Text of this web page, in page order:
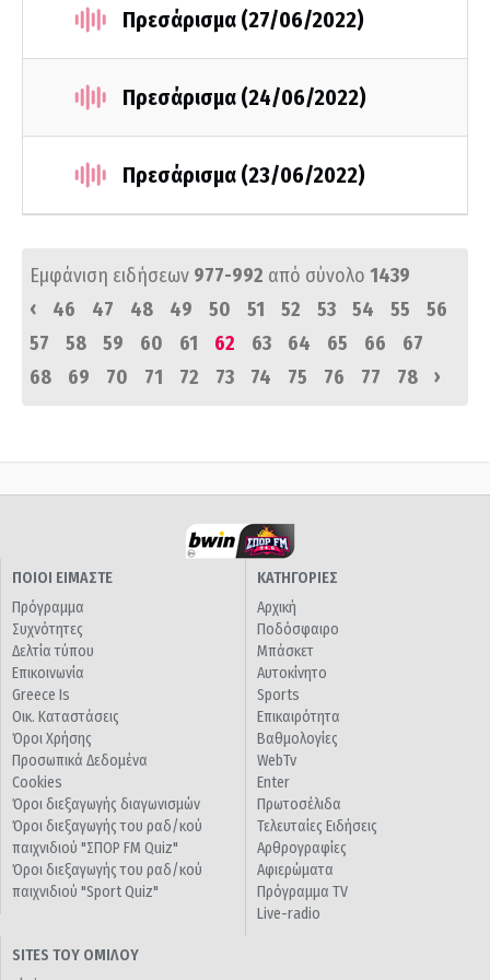
Πρεσάρισμα (27/06/2022)
Πρεσάρισμα (24/06/2022)
Πρεσάρισμα (23/06/2022)
Εμφάνιση ειδήσεων 977-992 από σύνολο 1439
‹
46 47 48 49 50 51 52 53 54 55
56
57
58 59 60 61 62 63 64 65 66
67
68
69 70 71 72 73 74 75 76 77 78 ›
ΠΟΙΟΙ ΕΙΜΑΣΤΕ
Πρόγραμμα
Συχνότητες
Δελτία τύπου
Επικοινωνία
Greece Is
Οικ. Καταστάσεις
Όροι Χρήσης
Προσωπικά Δεδομένα
Cookies
Όροι διεξαγωγής διαγωνισμών
Όροι διεξαγωγής του ραδ/κού
παιχνιδιού "ΣΠΟΡ FM Quiz"
Όροι διεξαγωγής του ραδ/κού
παιχνιδιού "Sport Quiz"
ΚΑΤΗΓΟΡΙΕΣ
Αρχική
Ποδόσφαιρο
Μπάσκετ
Αυτοκίνητο
Sports
Επικαιρότητα
Βαθμολογίες
WebTv
Enter
Πρωτοσέλιδα
Τελευταίες Ειδήσεις
Αρθρογραφίες
Αφιερώματα
Πρόγραμμα TV
Live-radio
SITES ΤΟΥ ΟΜΙΛΟΥ